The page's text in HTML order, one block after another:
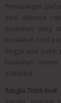
Pemasangan
hasil akhirnya
kesalahan yang
Kesalahan kecil
hingga usia pakai
kesalahan
maksimal.
Rangka Tidak Kuat